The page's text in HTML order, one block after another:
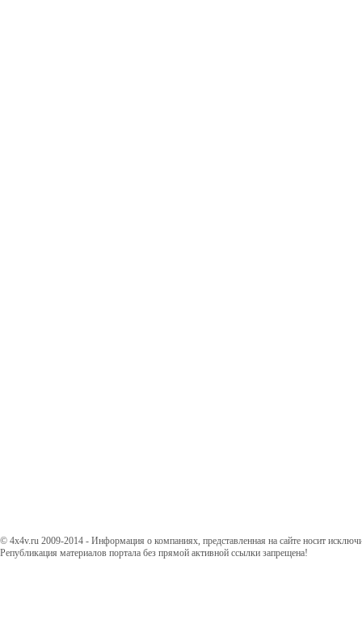
© 4x4v.ru 2009-2014 - Информация о компаниях, представленная на сайте носит
Републикация материалов портала без прямой активной ссылки запрещена!